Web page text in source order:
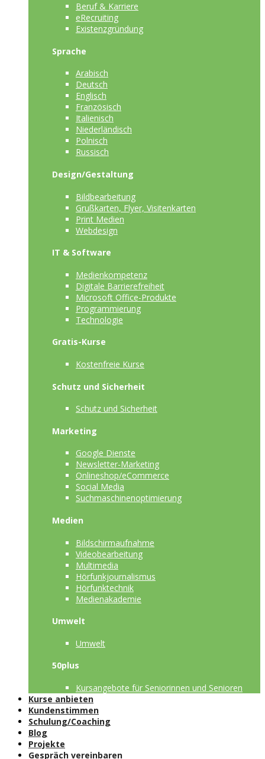
Beruf & Karriere
eRecruiting
Existenzgründung
Sprache
Arabisch
Deutsch
Englisch
Französisch
Italienisch
Niederländisch
Polnisch
Russisch
Design/Gestaltung
Bildbearbeitung
Grußkarten, Flyer, Visitenkarten
Print Medien
Webdesign
IT & Software
Medienkompetenz
Digitale Barrierefreiheit
Microsoft Office-Produkte
Programmierung
Technologie
Gratis-Kurse
Kostenfreie Kurse
Schutz und Sicherheit
Schutz und Sicherheit
Marketing
Google Dienste
Newsletter-Marketing
Onlineshop/eCommerce
Social Media
Suchmaschinenoptimierung
Medien
Bildschirmaufnahme
Videobearbeitung
Multimedia
Hörfunkjournalismus
Hörfunktechnik
Medienakademie
Umwelt
Umwelt
50plus
Kursangebote für Seniorinnen und Senioren
Kurse anbieten
Kundenstimmen
Schulung/Coaching
Blog
Projekte
Gespräch vereinbaren